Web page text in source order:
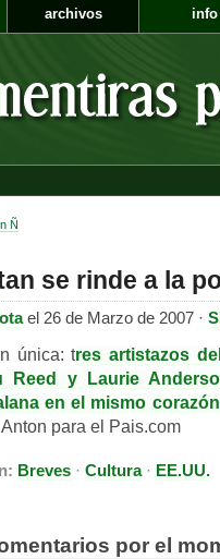
archivos info
Ñ
se rinde a la
el 26 de Marzo de 2007 ·
única: tres artistazos
Reed y Laurie
en el mismo
para el Pais.com
Breves · Cultura· EE.UU.
por el